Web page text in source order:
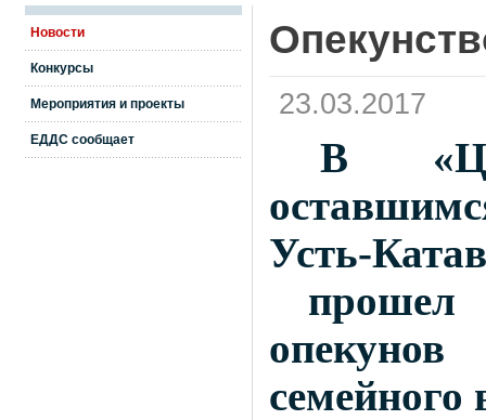
Новости
Конкурсы
Мероприятия и проекты
ЕДДС сообщает
23.03.2017
В
Усть-
прошел
семейного